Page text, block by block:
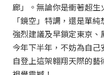
廊」。無論你是衝著超
「鏡空」特調，還是單
強烈建議及早鎖定東京、
今年下半年，不妨為自
自登上這架翱翔天際的